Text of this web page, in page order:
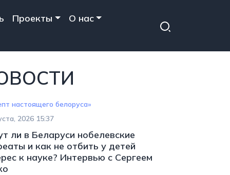
Проекты О нас
настоящего белоруса»
2026 15:37
ли в Беларуси нобелевские
и как не отбить у детей
к науке? Интервью с Сергеем